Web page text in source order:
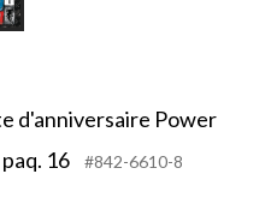
d'anniversaire Power
16
#842-6610-8